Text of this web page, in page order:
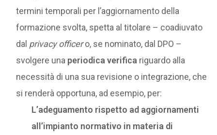
termini temporali per l’aggiornamento della
formazione svolta, spetta al titolare – coadiuvato
dal privacy officero, se nominato, dal DPO –
svolgere una periodica verifica riguardo alla
necessità di una sua revisione o integrazione, che
si renderà opportuna, ad esempio, per:
L’adeguamento rispetto ad aggiornamenti
all’impianto normativo in materia di